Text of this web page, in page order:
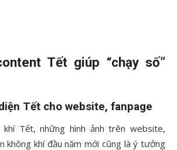
Tết giúp “chạy số”
Tết cho website, fanpage
khí Tết, những hình ảnh trên website,
không khí đầu năm mới cũng là ý tưởng